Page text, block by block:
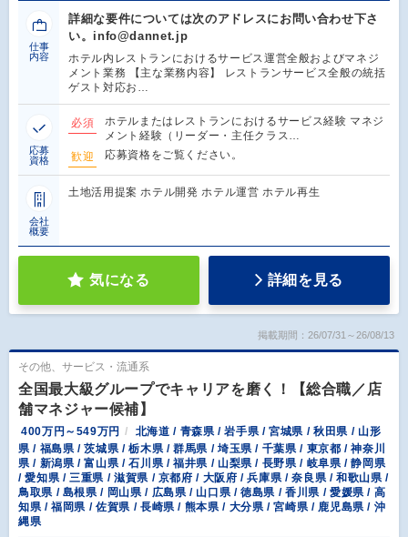
仕事
内容
詳細な要件については次のアドレスにお問い合わせ下さ
い。info@dannet.jp
ホテル内レストランにおけるサービス運営全般およびマネジ
メント業務 【主な業務内容】 レストランサービス全般の統括
ゲスト対応お…
応募
資格
必須
ホテルまたはレストランにおけるサービス経験 マネジ
メント経験（リーダー・主任クラス…
歓迎
応募資格をご覧ください。
会社
概要
土地活用提案 ホテル開発 ホテル運営 ホテル再生
気になる 詳細を見る
掲載期間：26/07/31～26/08/13
その他、サービス・流通系
全国最大級グループでキャリアを磨く！【総合職／店
舗マネジャー候補】
400万円～549万円
北海道 / 青森県 / 岩手県 / 宮城県 / 秋田県 / 山形
県 / 福島県 / 茨城県 / 栃木県 / 群馬県 / 埼玉県 / 千葉県 / 東京都 / 神奈川
県 / 新潟県 / 富山県 / 石川県 / 福井県 / 山梨県 / 長野県 / 岐阜県 / 静岡県
/ 愛知県 / 三重県 / 滋賀県 / 京都府 / 大阪府 / 兵庫県 / 奈良県 / 和歌山県 /
鳥取県 / 島根県 / 岡山県 / 広島県 / 山口県 / 徳島県 / 香川県 / 愛媛県 / 高
知県 / 福岡県 / 佐賀県 / 長崎県 / 熊本県 / 大分県 / 宮崎県 / 鹿児島県 / 沖
縄県